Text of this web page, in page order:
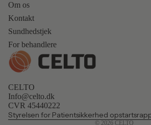
Om os
Kontakt
Sundhedstjek
For behandlere
CELTO
Info@celto.dk
CVR 45440222
Styrelsen for Patientsikkerhed
© 2026 CELTO
Politik om beskyttelse af persondata
Kontaktinformation
Refusionspolitik
Servicevilkår
Præferencer for cookies